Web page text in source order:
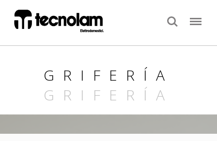
Search Menu
GRIFERÍA
GRIFERÍA